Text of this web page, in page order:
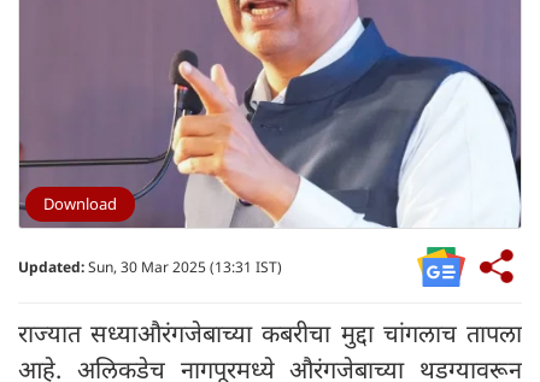
Download
Updated:Sun, 30 Mar 2025 (13:31 IST)
राज्यात सध्याऔरंगजेबाच्या कबरीचा मुद्दा चांगलाच तापला
आहे. अलिकडेच नागपूरमध्ये औरंगजेबाच्या थडग्यावरून